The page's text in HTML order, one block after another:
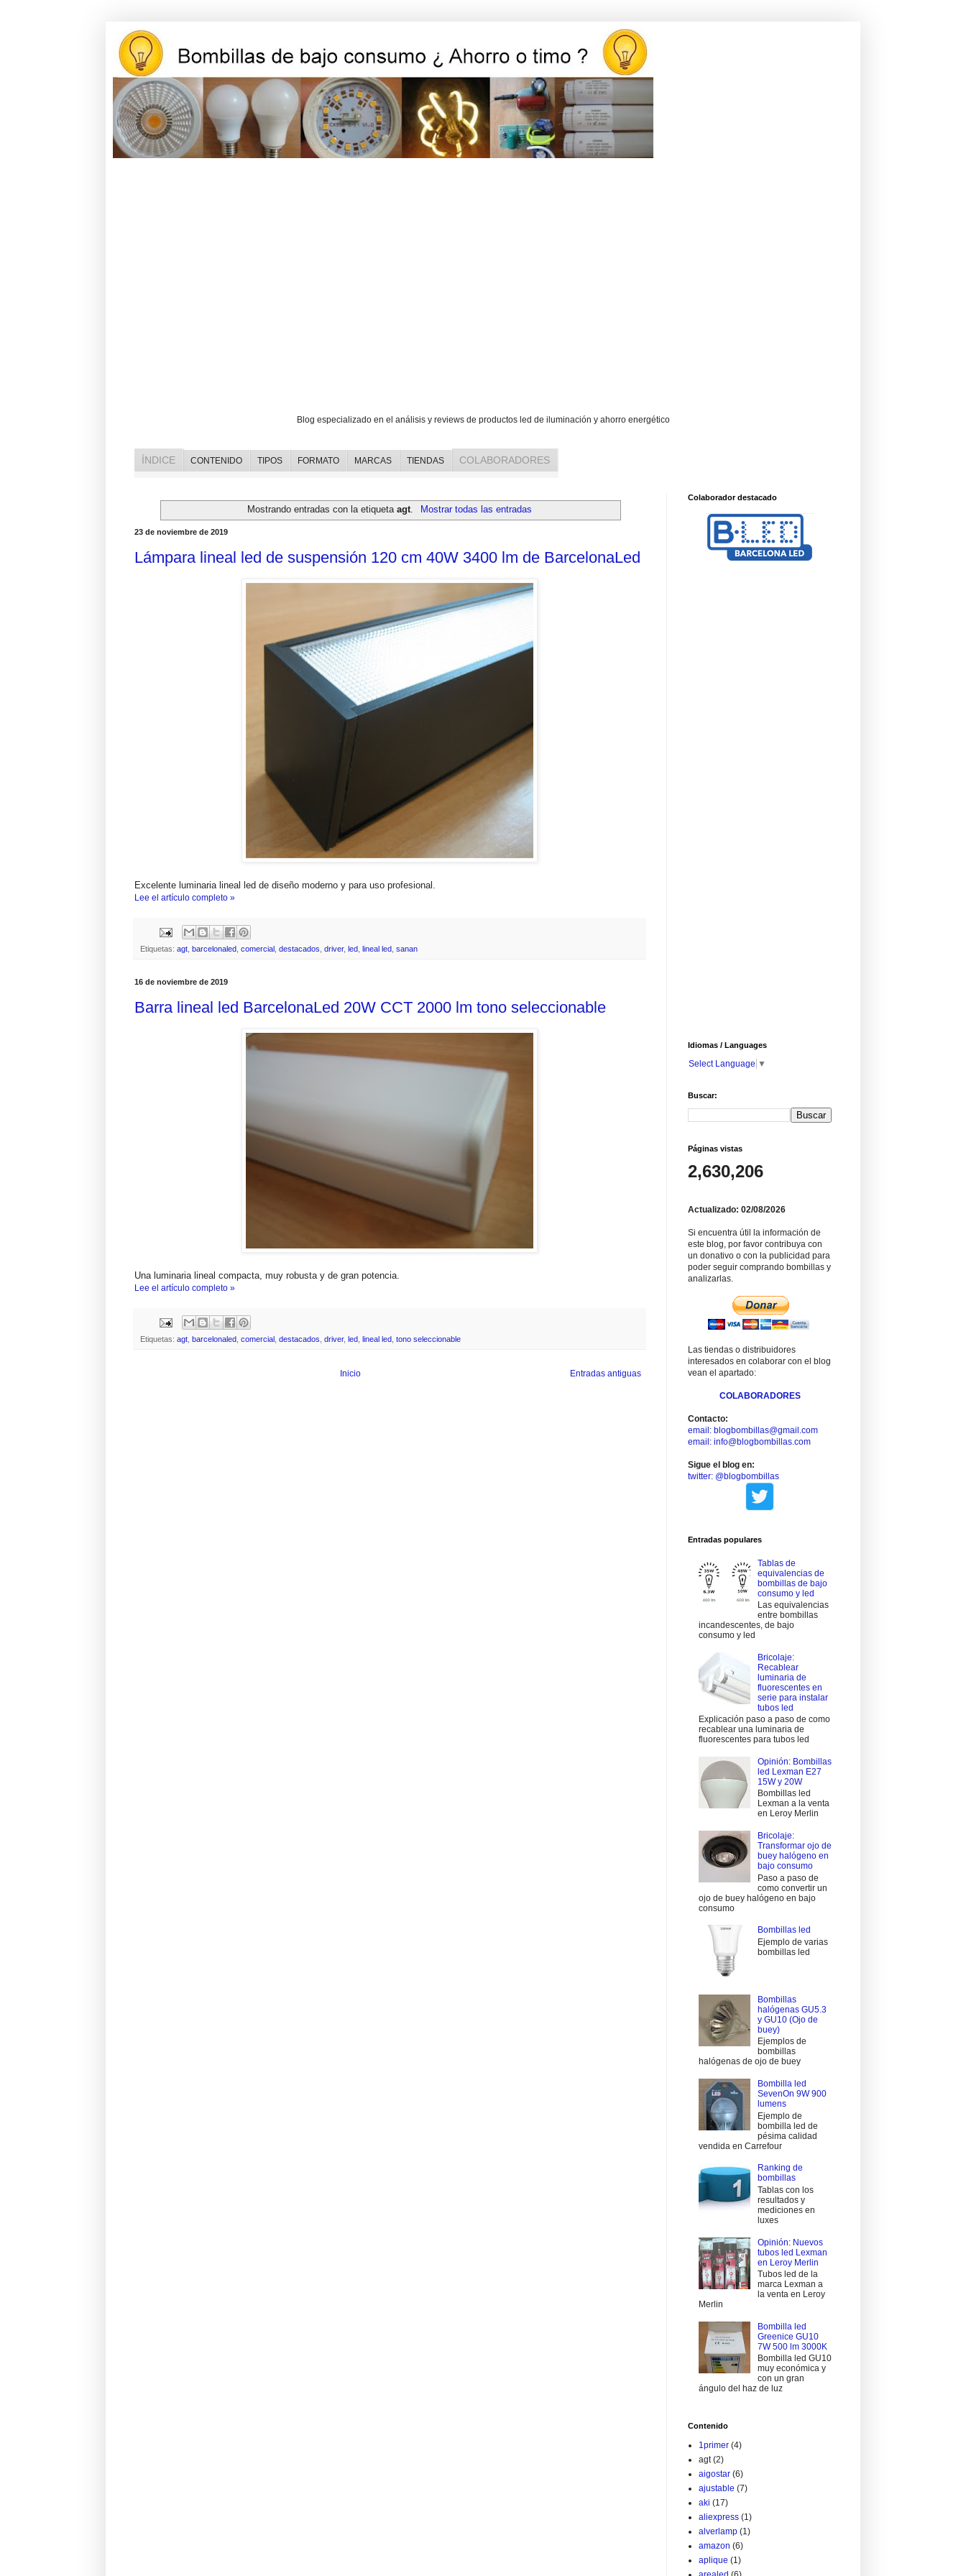
Blog especializado en el análisis y reviews de productos led de iluminación y ahorro energético
ÍNDICE CONTENIDO TIPOS FORMATO MARCAS TIENDAS COLABORADORES
Mostrando entradas con la etiquetaagt. Mostrar todas las entradas
23 de noviembre de 2019
Lámpara lineal led de suspensión 120 cm 40W 3400 lm de BarcelonaLed
Excelente luminaria lineal led de diseño moderno y para uso profesional.
Lee el artículo completo »
Etiquetas: agt barcelonaled comercial destacados driver, led lineal led sanan
16 de noviembre de 2019
Barra lineal led BarcelonaLed 20W CCT 2000 lm tono seleccionable
Una luminaria lineal compacta, muy robusta y de gran potencia.
Lee el artículo completo »
Etiquetas: agt, barcelonaled, comercial , destacados, driver, led, lineal led, tono seleccionable
Entradas antiguas
Inicio
Colaborador destacado
Idiomas / Languages
Select Language ▼
Buscar:
Páginas vistas
2,630,206
Actualizado: 02/08/2026
Si encuentra útil la información de
este blog, por favor contribuya con
un donativo o con la publicidad para
poder seguir comprando bombillas y
analizarlas.
Las tiendas o distribuidores
interesados en colaborar con el blog
vean el apartado:
COLABORADORES
Contacto:
email: blogbombillas@gmail.com
email: info@blogbombillas.com
Sigue el blog en:
twitter: @blogbombillas
Entradas populares
Tablas de
equivalencias de
bombillas de bajo
consumo y led
Las equivalencias
entre bombillas
incandescentes, de bajo
consumo y led
Bricolaje:
Recablear
luminaria de
fluorescentes en
serie para instalar
tubos led
Explicación paso a paso de como
recablear una luminaria de
fluorescentes para tubos led
Opinión: Bombillas
led Lexman E27
15W y 20W
Bombillas led
Lexman a la venta
en Leroy Merlin
Bricolaje:
Transformar ojo de
buey halógeno en
bajo consumo
Paso a paso de
como convertir un
ojo de buey halógeno en bajo
consumo
Bombillas led
Ejemplo de varias
bombillas led
Bombillas
halógenas GU5.3
y GU10 (Ojo de
buey)
Ejemplos de
bombillas
halógenas de ojo de buey
Bombilla led
SevenOn 9W 900
lumens
Ejemplo de
bombilla led de
pésima calidad
vendida en Carrefour
Ranking de
bombillas
Tablas con los
resultados y
mediciones en
luxes
Opinión: Nuevos
tubos led Lexman
en Leroy Merlin
Tubos led de la
marca Lexman a
la venta en Leroy
Merlin
Bombilla led
Greenice GU10
7W 500 lm 3000K
Bombilla led GU10
muy económica y
con un gran
ángulo del haz de luz
Contenido
1primer (4)
agt (2)
aigostar (6)
ajustable (7)
aki (17)
aliexpress (1)
alverlamp (1)
amazon (6)
aplique (1)